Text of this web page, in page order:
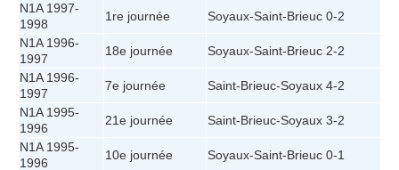
N1A 1997-
1998
1re journée Soyaux-Saint-Brieuc 0-2
N1A 1996-
1997
18e journée Soyaux-Saint-Brieuc 2-2
N1A 1996-
1997
7e journée Saint-Brieuc-Soyaux 4-2
N1A 1995-
1996
21e journée Saint-Brieuc-Soyaux 3-2
N1A 1995-
1996
10e journée Soyaux-Saint-Brieuc 0-1